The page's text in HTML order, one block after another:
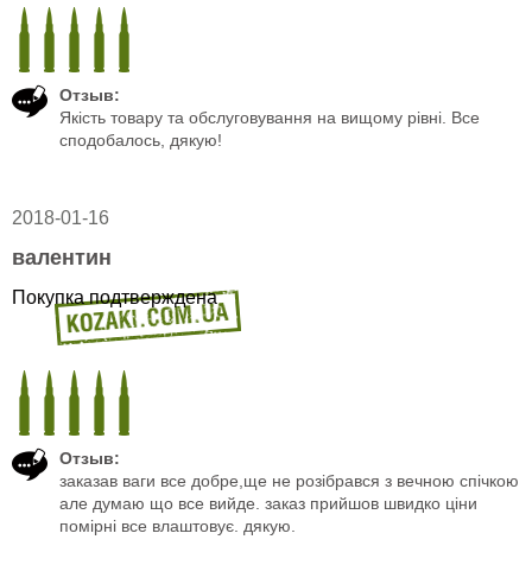
Отзыв:
Якiсть товару та обслуговування на вищому рiвнi. Все
сподобалось, дякую!
2018-01-16
валентин
Покупка подтверждена
Отзыв:
заказав ваги все добре,ще не розібрався з вечною спічкою
але думаю що все вийде. заказ прийшов швидко ціни
помірні все влаштовує. дякую.